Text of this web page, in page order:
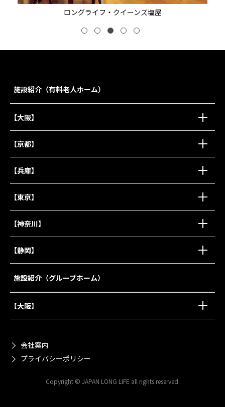
ロングライフ・クイーンズ塩屋
施設紹介（有料老人ホーム）
【大阪】
【京都】
【兵庫】
【東京】
【神奈川】
【静岡】
施設紹介（グループホーム）
【大阪】
会社案内
プライバシーポリシー
Copyright © JAPAN LONG LIFE all rights reserved.